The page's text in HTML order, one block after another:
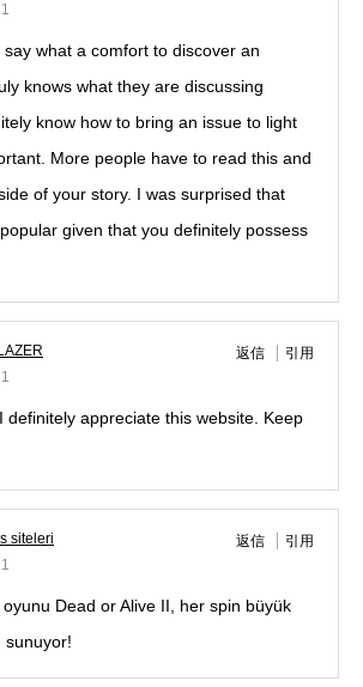
what a comfort to discover an
knows what they are discussing
know how to bring an issue to light
More people have to read this and
of your story. I was surprised that
given that you definitely possess
返信 引用
definitely appreciate this website. Keep
siteleri
返信 引用
Dead or Alive II, her spin büyük
sunuyor!